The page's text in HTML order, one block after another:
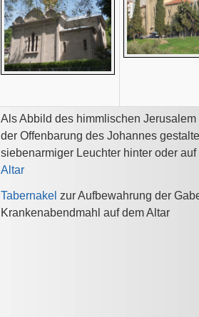
Als Abbild des himmlischen Jerusalem
der Offenbarung des Johannes
siebenarmiger Leuchter hinter oder auf
Altar
Tabernakel zur Aufbewahrung der
Krankenabendmahl auf dem Altar